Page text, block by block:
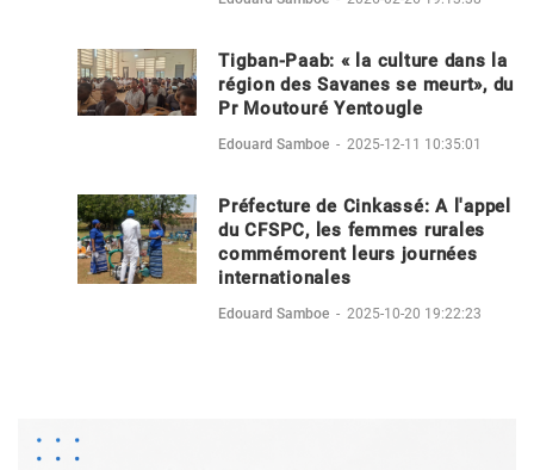
Tigban-Paab: « la culture dans la
région des Savanes se meurt», du
Pr Moutouré Yentougle
Edouard Samboe - 2025-12-11 10:35:01
Préfecture de Cinkassé: A l'appel
du CFSPC, les femmes rurales
commémorent leurs journées
internationales
Edouard Samboe - 2025-10-20 19:22:23